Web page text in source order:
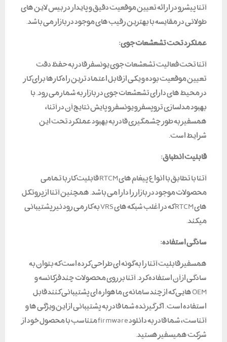
آتنا پیشرو در ارائه تعیین موقعیت دقیق و پایدار در بیس لاین های
طولانی در مقایسه با بهترین رقیب های موجود در بازار می باشد.
عملکرد تحت تشعشعات جوی:
آتنا تحت فعالیت تشعشعات جوی یونسفر قادر به حفظ دقت
تعیین موقعیت بوده و یکی از قابل اعتماد ترین راه کارها برای کار
در محیط های دارای تشعشعات جوی در بازار به شمار می رود. با
بهبود مدلسازی تروپسفر و یونسفر و پایش نتایج آن در آتنا،
همسفیر به طور چشمگیری قادر به بهبود عملکرد تحت این
شرایط است.
قابلیت انطباق:
آتنا با تطابق با انواع پیغام های RTCM قابلیت کار با تمامی
محصولات موجود در بازار را دارا می باشد. همچنین آتنا از پروتکل
های RTCM که در اغلب شبکه های VRS به کار می رود نیز پشتیبانی
میکند.
سادگی استفاده:
همسفیر قابلیت آتنا را به گونه ای طراحی کرده است که بتوان به
سادگی از آن استفاده کرد. آتنا بر روی محصولات چند فرکانسه و
OEM هایی که از چند سامانه ی ماهواره ای پشتیبانی کنند قابل
استفاده است. اگر گیرنده شما قادر به پشتیبانی از این ویژگی ها و
آتناست، شما قادر به دانلود firmware متناسب با محصول خود از
شرکت همیسفیر هستید.